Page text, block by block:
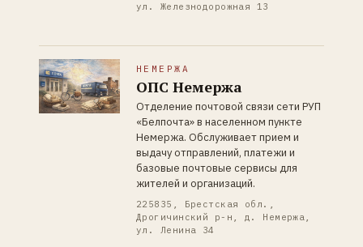
ул. Железнодорожная 13
НЕМЕРЖА
ОПС Немержа
Отделение почтовой связи сети РУП
«Белпочта» в населенном пункте
Немержа. Обслуживает прием и
выдачу отправлений, платежи и
базовые почтовые сервисы для
жителей и организаций.
225835, Брестская обл.,
Дрогичинский р-н, д. Немержа,
ул. Ленина 34